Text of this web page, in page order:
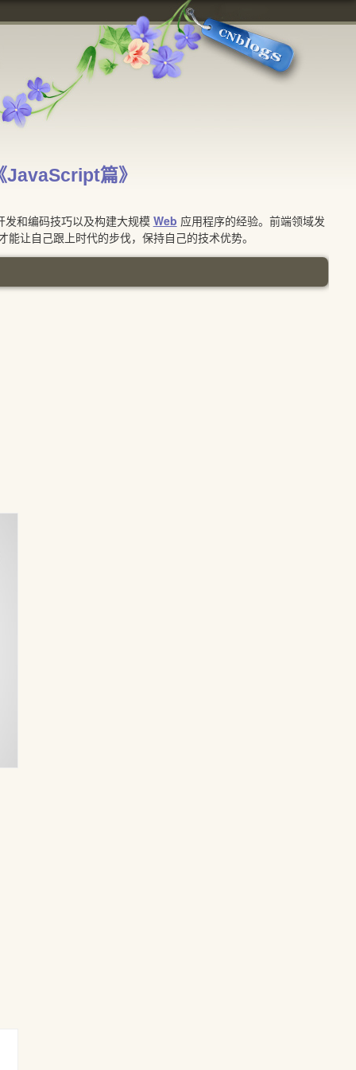
篇》
和编码技巧以及构建大规模 Web 应用程序的经验。前端领域发
让自己跟上时代的步伐，保持自己的技术优势。